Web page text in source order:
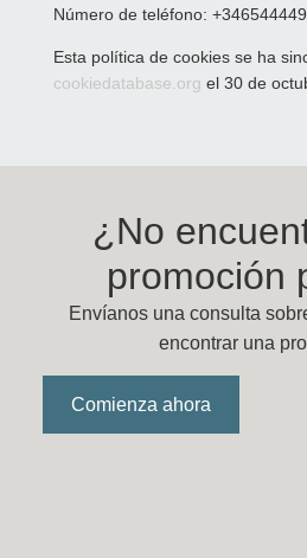
Número de teléfono:
Esta política de cookies se ha
cookiedatabase.org el 30 de
¿No
promoción
Envíanos una consulta
encontrar una
Comienza ahora